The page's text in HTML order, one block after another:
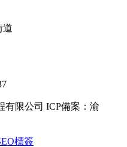
道
限公司 ICP備案： 渝
標簽